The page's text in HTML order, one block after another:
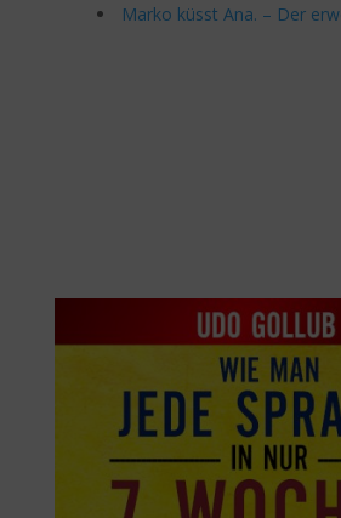
Marko küsst Ana. – Der